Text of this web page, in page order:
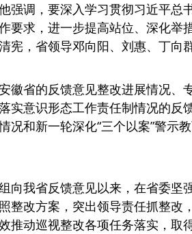
强调，要深入学习贯彻习近平总
要求，进一步提高站位、深化举
，省领导邓向阳、刘惠、丁向
徽省的反馈意见整改进展情况、
实意识形态工作责任制情况的反
况和新一轮深化“三个以案”警示
向我省反馈意见以来，在省委坚
整改方案，突出领导责任抓整改
推动巡视整改各项任务落实，取